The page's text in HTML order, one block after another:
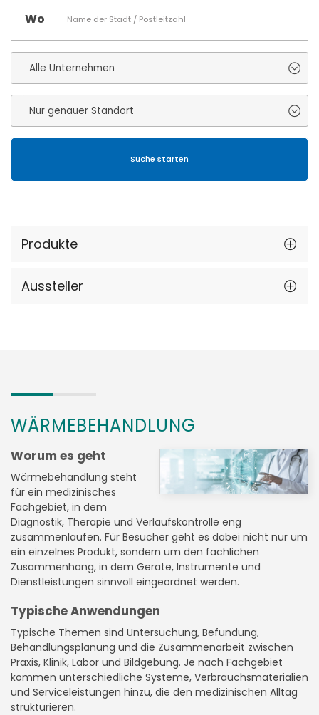
Wo
Produkte
Aussteller
WÄRMEBEHANDLUNG
Worum es geht
Wärmebehandlung steht
für ein medizinisches
Fachgebiet, in dem
Diagnostik, Therapie und Verlaufskontrolle eng
zusammenlaufen. Für Besucher geht es dabei nicht nur um
ein einzelnes Produkt, sondern um den fachlichen
Zusammenhang, in dem Geräte, Instrumente und
Dienstleistungen sinnvoll eingeordnet werden.
Typische Anwendungen
Typische Themen sind Untersuchung, Befundung,
Behandlungsplanung und die Zusammenarbeit zwischen
Praxis, Klinik, Labor und Bildgebung. Je nach Fachgebiet
kommen unterschiedliche Systeme, Verbrauchsmaterialien
und Serviceleistungen hinzu, die den medizinischen Alltag
strukturieren.